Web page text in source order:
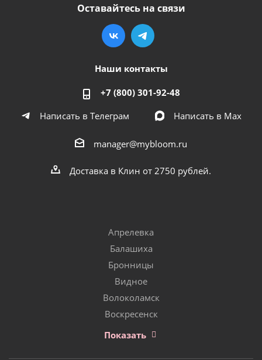
Оставайтесь на связи
Наши контакты
+7 (800) 301-92-48
Написать в Телеграм
Написать в Мах
manager@mybloom.ru
Доставка в Клин от 2750 рублей.
Апрелевка
Балашиха
Бронницы
Видное
Волоколамск
Воскресенск
Показать